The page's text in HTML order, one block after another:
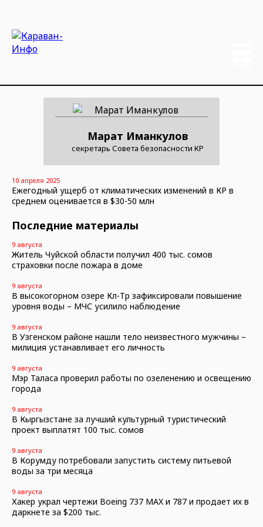
Марат Иманкулов
секретарь Совета безопасности КР
10 апреля 2025
Ежегодный ущерб от климатических изменений в КР в
среднем оценивается в $30-50 млн
Последние материалы
9 августа
Житель Чуйской области получил 400 тыс. сомов
страховки после пожара в доме
9 августа
В высокогорном озере Көл-Төр зафиксировали повышение
уровня воды – МЧС усилило наблюдение
9 августа
В Узгенском районе нашли тело неизвестного мужчины –
милиция устанавливает его личность
9 августа
Мэр Таласа проверил работы по озеленению и освещению
города
9 августа
В Кыргызстане за лучший культурный туристический
проект выплатят 100 тыс. сомов
9 августа
В Корумду потребовали запустить систему питьевой
воды за три месяца
9 августа
Хакер украл чертежи Boeing 737 MAX и 787 и продает их в
даркнете за $200 тыс.